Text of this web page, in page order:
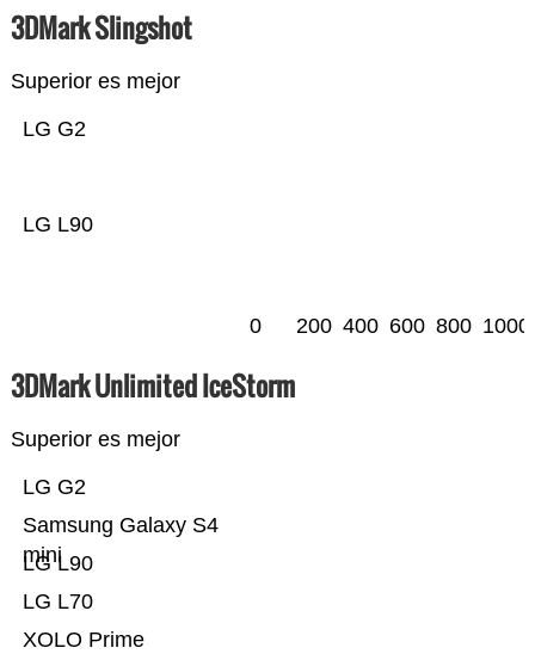
3DMark Slingshot
Superior es mejor
LG L90
LG G2
0 200 400 600 800 1000
3DMark Unlimited IceStorm
Superior es mejor
XOLO Prime
LG L70
LG L90
Samsung Galaxy S4
mini
LG G2